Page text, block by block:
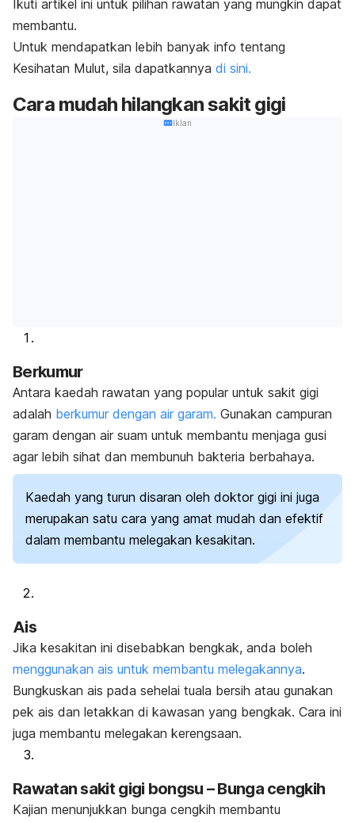
Ikuti artikel ini untuk pilihan rawatan yang mungkin dapat
membantu.
Untuk mendapatkan lebih banyak info tentang
Kesihatan Mulut, sila dapatkannya di sini.
Cara mudah hilangkan sakit gigi
Iklan
Berkumur
Antara kaedah rawatan yang popular untuk sakit gigi
adalah berkumur dengan air garam. Gunakan campuran
garam dengan air suam untuk membantu menjaga gusi
agar lebih sihat dan membunuh bakteria berbahaya.
Kaedah yang turun disaran oleh doktor gigi ini juga
merupakan satu cara yang amat mudah dan efektif
dalam membantu melegakan kesakitan.
Ais
Jika kesakitan ini disebabkan bengkak, anda boleh
menggunakan ais untuk membantu melegakannya.
Bungkuskan ais pada sehelai tuala bersih atau gunakan
pek ais dan letakkan di kawasan yang bengkak. Cara ini
juga membantu melegakan kerengsaan.
Rawatan sakit gigi bongsu – Bunga cengkih
Kajian menunjukkan bunga cengkih membantu